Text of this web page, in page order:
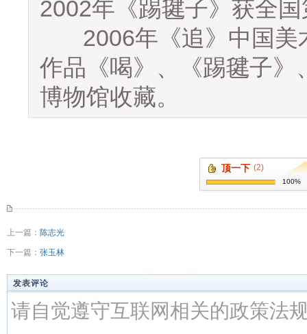
2002年《踢毽子》获全
2006年《追》中国美
作品《喝》、《踢毽子》
博物馆收藏。
顶一下 (2)
100%
上一篇： 陈志光
下一篇： 张玉林
发表评论
请自觉遵守互联网相关的政策法